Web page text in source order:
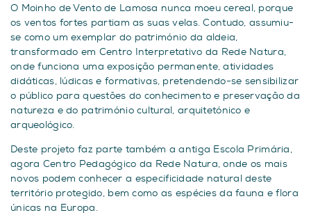
O Moinho de Vento de Lamosa nunca moeu cereal, porque
os ventos fortes partiam as suas velas. Contudo, assumiu-
se como um exemplar do património da aldeia,
transformado em Centro Interpretativo da Rede Natura,
onde funciona uma exposição permanente, atividades
didáticas, lúdicas e formativas, pretendendo-se sensibilizar
o público para questões do conhecimento e preservação da
natureza e do património cultural, arquitetónico e
arqueológico.
Deste projeto faz parte também a antiga Escola Primária,
agora Centro Pedagógico da Rede Natura, onde os mais
novos podem conhecer a especificidade natural deste
território protegido, bem como as espécies da fauna e flora
únicas na Europa.